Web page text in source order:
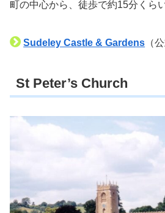
町の中心から、徒歩で約15分くら
Sudeley Castle & Gardens （
St Peter’s Church